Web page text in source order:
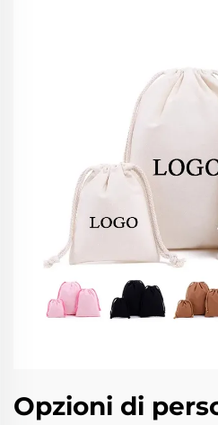
Opzioni di